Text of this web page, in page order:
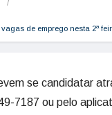
de emprego nesta 2ª
se candidatar
7187 ou pelo